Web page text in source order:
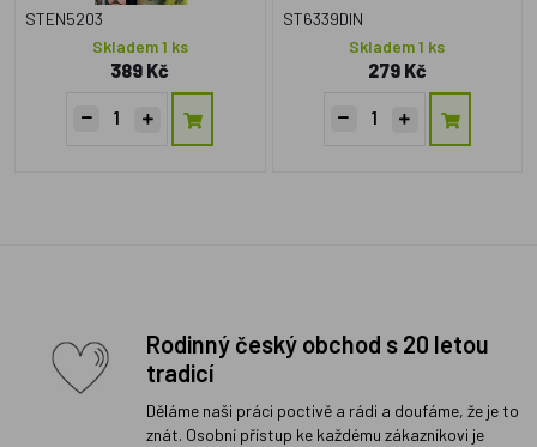
STEN5203
Skladem 1 ks
389 Kč
ST6339DIN
Skladem 1 ks
279 Kč
Rodinný český obchod s 20 letou
tradicí
Děláme naši práci poctivě a rádi a doufáme, že je to
znát. Osobní přístup ke každému zákazníkovi je